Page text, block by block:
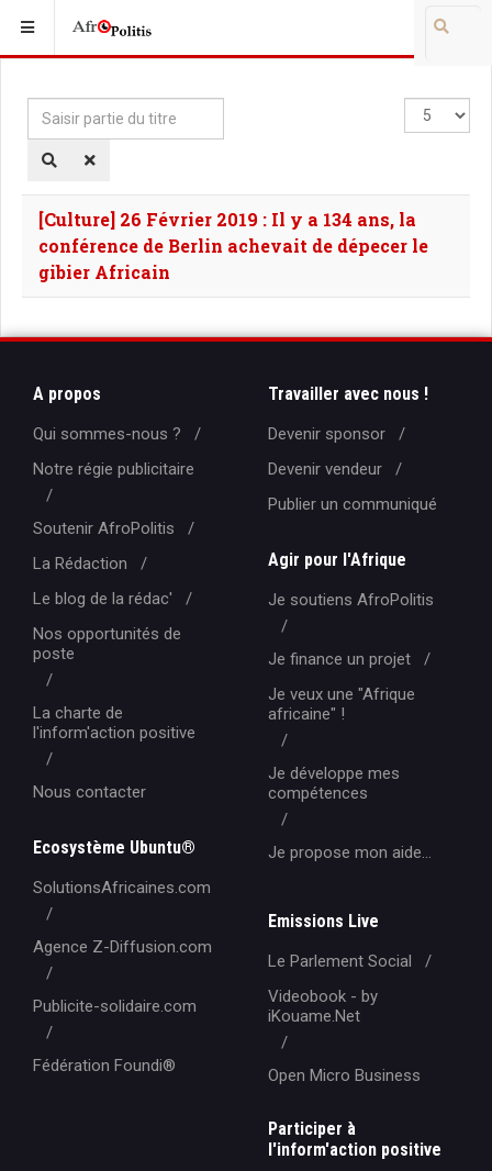
Saisir
partie
du
Affichage
#
[Culture] 26 Février 2019 : Il y a 134 ans, la
conférence de Berlin achevait de dépecer le
gibier Africain
A propos
Qui sommes-nous ?
Notre régie publicitaire
Soutenir AfroPolitis
La Rédaction
Le blog de la rédac'
Nos opportunités de
poste
La charte de
l'inform'action positive
Nous contacter
Ecosystème Ubuntu®
SolutionsAfricaines.com
Agence Z-Diffusion.com
Publicite-solidaire.com
Fédération Foundi®️
Travailler avec nous !
Devenir sponsor
Devenir vendeur
Publier un communiqué
Agir pour l'Afrique
Je soutiens AfroPolitis
Je finance un projet
Je veux une "Afrique
africaine" !
Je développe mes
compétences
Je propose mon aide...
Emissions Live
Le Parlement Social
Videobook - by
iKouame.Net
Open Micro Business
Participer à
l'inform'action positive